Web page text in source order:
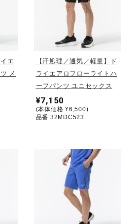
トテニス
エ
メ
【汗処理／通気／軽量】ド
ライエアロフローライトハ
ーフパンツ ユニセックス
¥7,150
(本体価格 ¥6,500)
品番 32MDC523